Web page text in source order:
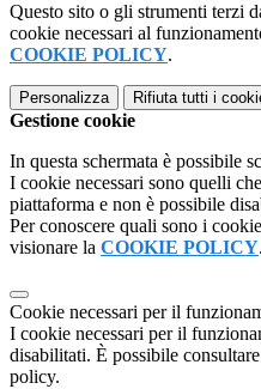
Questo sito o gli strumenti terzi
cookie necessari al
COOKIE POLICY.
Personalizza Rifiuta tutti i
Gestione cookie
In questa schermata è possibile
I cookie necessari sono quelli
piattaforma e non è possibile
Per conoscere quali sono i
visionare la COOKIE POLICY.
Cookie necessari per il
I cookie necessari per il
disabilitati. È possibile
policy.